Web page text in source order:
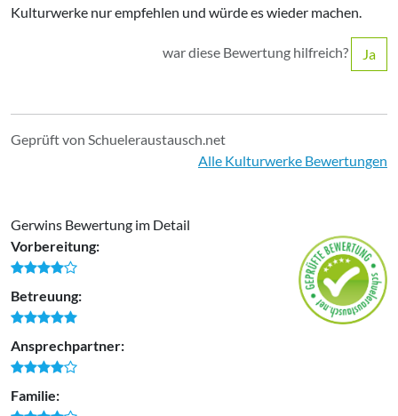
Kulturwerke nur empfehlen und würde es wieder machen.
war diese Bewertung hilfreich? Ja
Geprüft von Schueleraustausch.net
Alle Kulturwerke Bewertungen
Gerwins Bewertung im Detail
Vorbereitung:
Betreuung:
Ansprechpartner:
Familie: